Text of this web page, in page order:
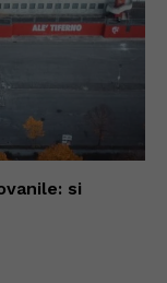
si